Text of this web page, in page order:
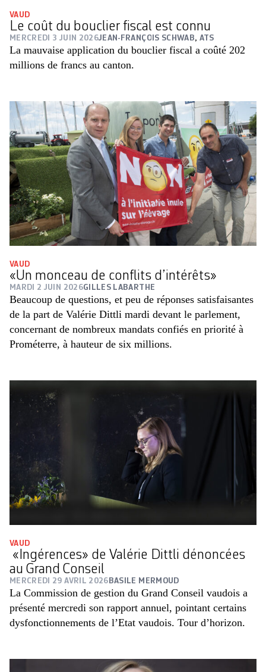
VAUD
Le coût du bouclier fiscal est connu
MERCREDI 3 JUIN 2026JEAN-FRANÇOIS SCHWAB, ATS
La mauvaise application du bouclier fiscal a coûté 202
millions de francs au canton.
VAUD
«Un monceau de conflits d’intérêts»
MARDI 2 JUIN 2026GILLES LABARTHE
Beaucoup de questions, et peu de réponses satisfaisantes
de la part de Valérie Dittli mardi devant le parlement,
concernant de nombreux mandats confiés en priorité à
Prométerre, à hauteur de six millions.
VAUD
«Ingérences» de Valérie Dittli dénoncées
au Grand Conseil
MERCREDI 29 AVRIL 2026 BASILE MERMOUD
La Commission de gestion du Grand Conseil vaudois a
présenté mercredi son rapport annuel, pointant certains
dysfonctionnements de l’Etat vaudois. Tour d’horizon.